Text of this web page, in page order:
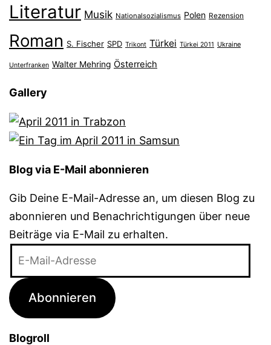
Literatur Musik Nationalsozialismus Polen Rezension
Roman S. Fischer SPD Trikont Türkei Türkei 2011 Ukraine
Unterfranken Walter Mehring Österreich
Gallery
Blog via E-Mail abonnieren
Gib Deine E-Mail-Adresse an, um diesen Blog zu
abonnieren und Benachrichtigungen über neue
Beiträge via E-Mail zu erhalten.
Adresse
Abonnieren
Blogroll